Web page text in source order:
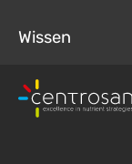
Wissen